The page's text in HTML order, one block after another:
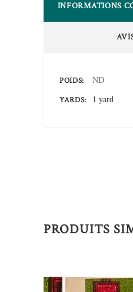
INFORMATIONS
POIDS ND
YARDS 1 yard
PRODUITS